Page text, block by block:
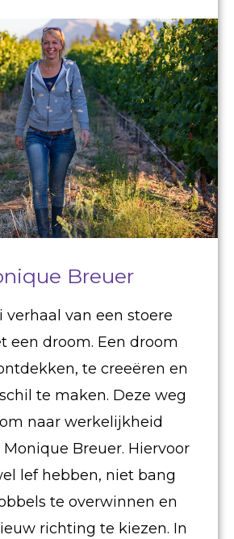
Breuer
verhaal van een stoere
een droom. Een droom
te creeëren en
te maken. Deze weg
naar werkelijkheid
Breuer. Hiervoor
lef hebben, niet bang
te overwinnen en
richting te kiezen. In